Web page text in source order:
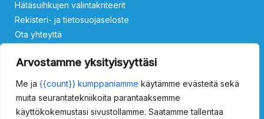
Arvostamme yksityisyyttäsi
Me ja {{count}} kumppaniamme käytämme evästeitä sekä
muita seurantatekniikoita parantaaksemme
käyttökokemustasi sivustollamme. Saatamme tallentaa
Hätäsuihkujen valintakriteerit
Rekisteri- ja tietosuojaseloste
Ota yhteyttä
Silmäsuihkut
ProSafety 15011000ProSafety 15011500ProSafety 15013000
ProSafety 15013500